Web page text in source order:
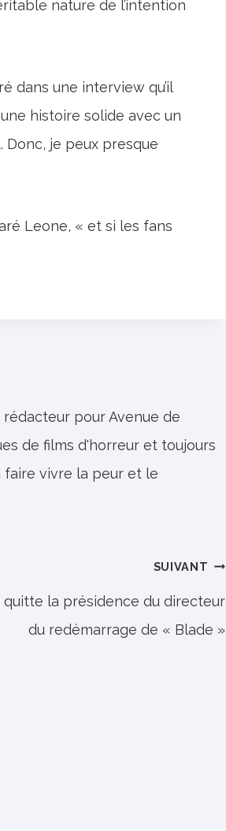
nature de l’intention
dans une interview qu’il
histoire solide avec un
Donc, je peux presque
Leone, « et si les fans
pour Avenue de
de films d'horreur et toujours
faire vivre la peur et le
SUIVANT
quitte la présidence du directeur
du redémarrage de « Blade »